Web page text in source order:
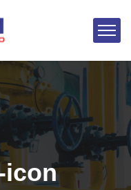
icon